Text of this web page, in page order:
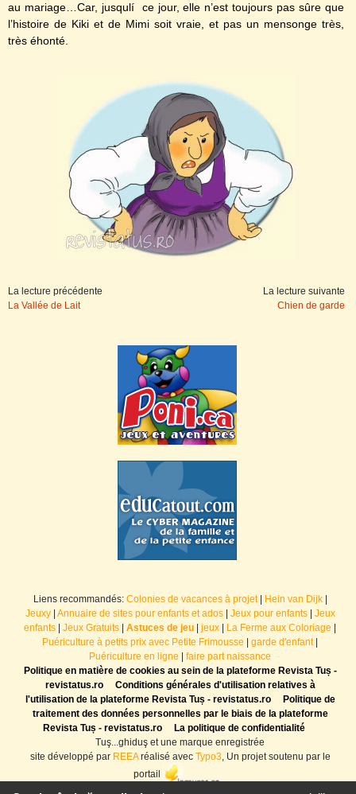
au mariage…Car, jusqulí ce jour, elle n’est toujours pas sûre que
l’histoire de Kiki et de Mimi soit vraie, et pas un mensonge très,
très éhonté.
La lecture précédente
La Vallée de Lait
La lecture suivante
Chien de garde
Liens recommandés: Colonies de vacances à projet| Hein van Dijk|
Jeuxy| Annuaire de sites pour enfants et ados| Jeux pour enfants| Jeux
enfants
Jeux Gratuits Astuces de jeu jeux La Ferme aux Coloriage
Puériculture à petits prix avec Petite Frimousse
garde d'enfant|
Puériculture en ligne
faire part naissance
Politique en matière de cookies au sein de la plateforme Revista Tuș -
revistatus.ro
Conditions générales d'utilisation relatives à
l'utilisation de la plateforme Revista Tuș - revistatus.ro
Politique de
traitement des données personnelles par le biais de la plateforme
Revista Tuș - revistatus.ro
La politique de confidentialité
Tuş...ghiduş et une marque enregistrée
site développé par REEAréalisé avec Typo3, Un projet soutenu par le
portail